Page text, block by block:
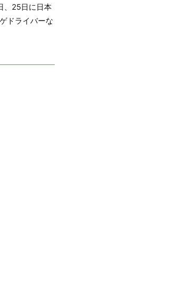
、25日に日本
ドライバーな